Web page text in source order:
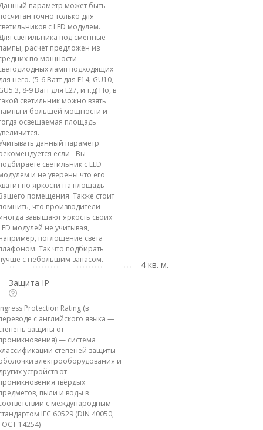
параметр может быть
точно только для
с LED модулем.
светильника под сменные
расчет предложен из
по мощности
ламп подходящих
него. (5-6 Ватт для E14, GU10,
8-9 Ватт для E27, и т.д) Но, в
светильник можно взять
и большей мощности и
освещаемая площадь
данный параметр
если - Вы
светильник с LED
и не уверены что его
по яркости на площадь
помещения. Также стоит
что производители
завышают яркость своих
модулей не учитывая,
поглощение света
Так что подбирать
с небольшим запасом.
4 кв. м.
Защита IP
Protection Rating (в
с английского языка —
защиты от
— система
степеней защиты
электрооборудования и
устройств от
твёрдых
пыли и воды в
с международным
IEC 60529 (DIN 40050,
14254)